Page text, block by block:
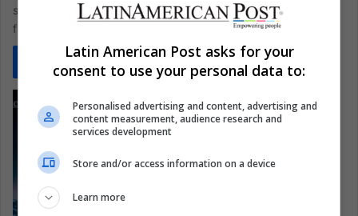
serias consecuencias en la salud y la vida adulta. Por eso es
fundamental promover…
Latin American Post asks for your
consent to use your personal data to:
Personalised advertising and content, advertising and
content measurement, audience research and
services development
Store and/or access information on a device
Learn more